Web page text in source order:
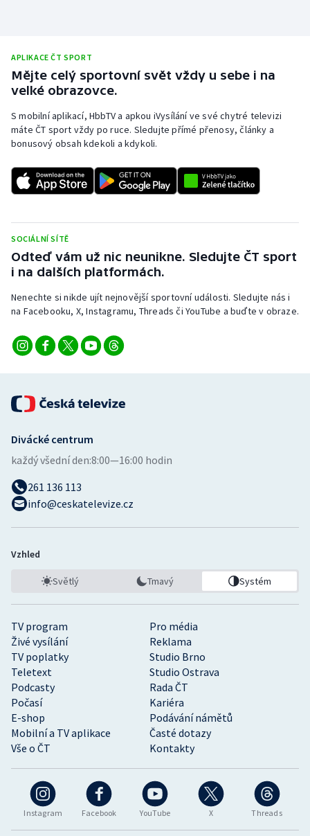
Ragby
Rychlobruslení
Rychlostní kanoistika
Sportovní střelba
Stolní tenis
Triatlon
Veslování
Volejbal
APLIKACE ČT SPORT
Mějte celý sportovní svět vždy u sebe i na
velké obrazovce.
S mobilní aplikací, HbbTV a apkou iVysílání ve své chytré televizi
máte ČT sport vždy po ruce. Sledujte přímé přenosy, články a
bonusový obsah kdekoli a kdykoli.
SOCIÁLNÍ SÍTĚ
Odteď vám už nic neunikne. Sledujte ČT sport
i na dalších platformách.
Nenechte si nikde ujít nejnovější sportovní události. Sledujte nás i
na Facebooku, X, Instagramu, Threads či YouTube a buďte v obraze.
Instagram Facebook YouTube X Threads
TV program
Pro média
Živé vysílání
Reklama
TV poplatky
Studio Brno
Teletext
Studio Ostrava
Podcasty
Rada ČT
Počasí
Kariéra
E-shop
Podávání námětů
Mobilní a TV aplikace
Časté dotazy
Vše o ČT
Kontakty
Divácké centrum
každý všední den:8:00—16:00 hodin
261 136 113
info@ceskatelevize.cz
Vzhled
Světlý Tmavý Systém